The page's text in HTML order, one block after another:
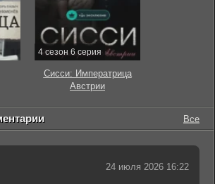
4 сезон 6 серия
Сисси: Императрица
Австрии
Все
24 июля 2026 16:22